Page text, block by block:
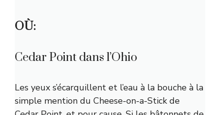
OÙ:
Cedar Point dans l’Ohio
Les yeux s’écarquillent et l’eau à la bouche à la
simple mention du Cheese-on-a-Stick de